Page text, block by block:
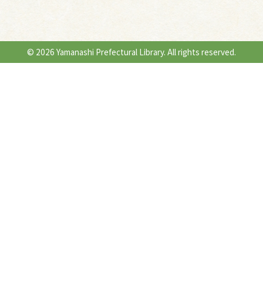
© 2026 Yamanashi Prefectural Library. All rights reserved.